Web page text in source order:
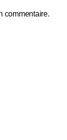
commentaire.